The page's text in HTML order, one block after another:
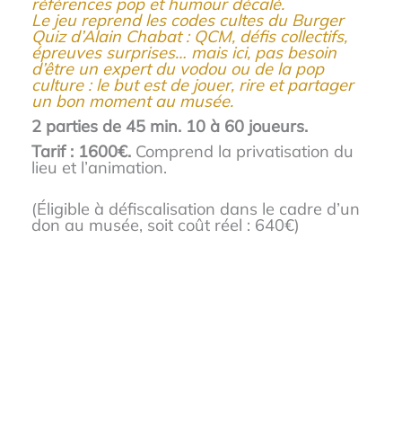
Le jeu reprend les codes cultes du Burger
Quiz d’Alain Chabat : QCM, défis collectifs,
épreuves surprises… mais ici, pas besoin
d’être un expert du vodou ou de la pop
culture : le but est de jouer, rire et partager
un bon moment au musée.
2 parties de 45 min. 10 à 60 joueurs.
Tarif : 1600€. Comprend la privatisation du
lieu et l’animation.
(Éligible à défiscalisation dans le cadre d’un
don au musée, soit coût réel : 640€)